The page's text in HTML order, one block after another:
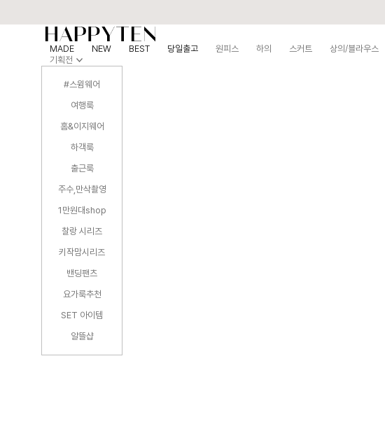
MADE NEW BEST 당일출고 원피스 하의 스커트 상의/블라우스
기획전
#스윔웨어
여행룩
홈&이지웨어
하객룩
출근룩
주수,만삭촬영
1만원대shop
찰랑 시리즈
키작맘시리즈
밴딩팬츠
요가룩추천
SET 아이템
알뜰샵